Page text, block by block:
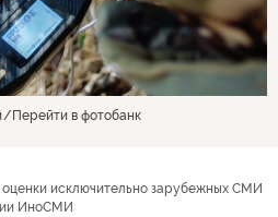
Перейти в фотобанк
исключительно зарубежных СМИ
ИноСМИ